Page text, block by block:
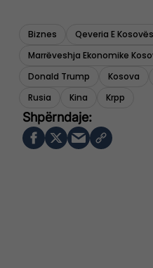
Biznes
Qeveria E Kosovës
Marrëveshja Ekonomike
Donald Trump
Kosova
Rusia
Kina Krpp